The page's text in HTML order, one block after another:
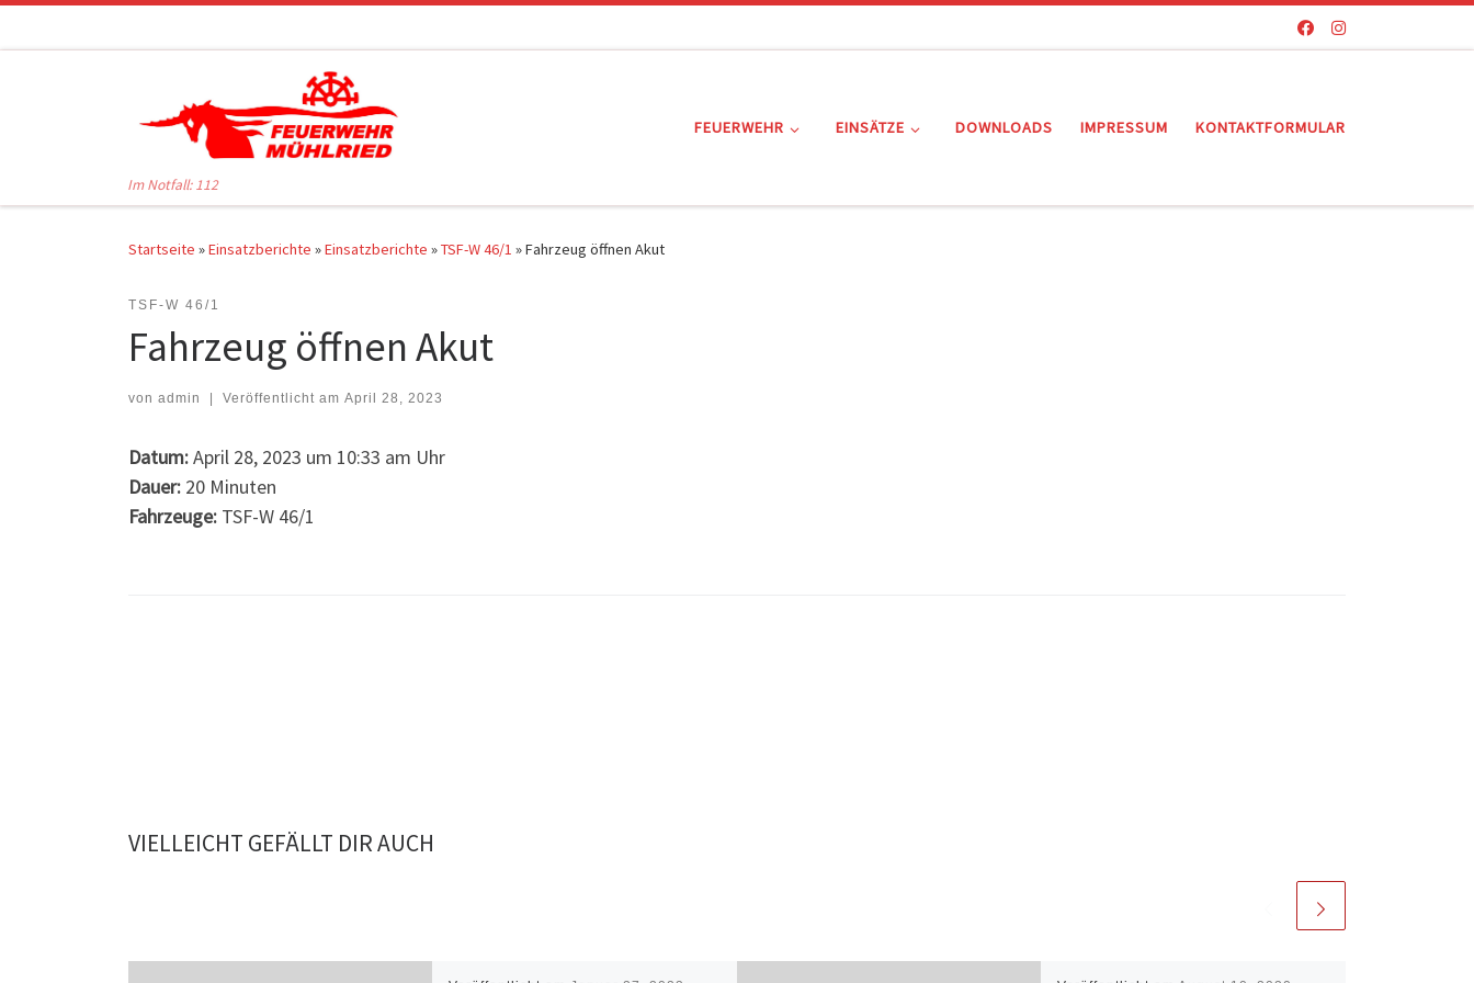
Im Notfall: 112
FEUERWEHR EINSÄTZE DOWNLOADS IMPRESSUM KONTAKTFORMULAR
Startseite »Einsatzberichte »Einsatzberichte »TSF-W 46/1 »Fahrzeug öffnen Akut
TSF-W 46/1
Fahrzeug öffnen Akut
von admin Veröffentlicht am April 28, 2023
Datum:April 28, 2023 um 10:33 am Uhr
Dauer: 20 Minuten
Fahrzeuge: TSF-W 46/1
VIELLEICHT GEFÄLLT DIR AUCH